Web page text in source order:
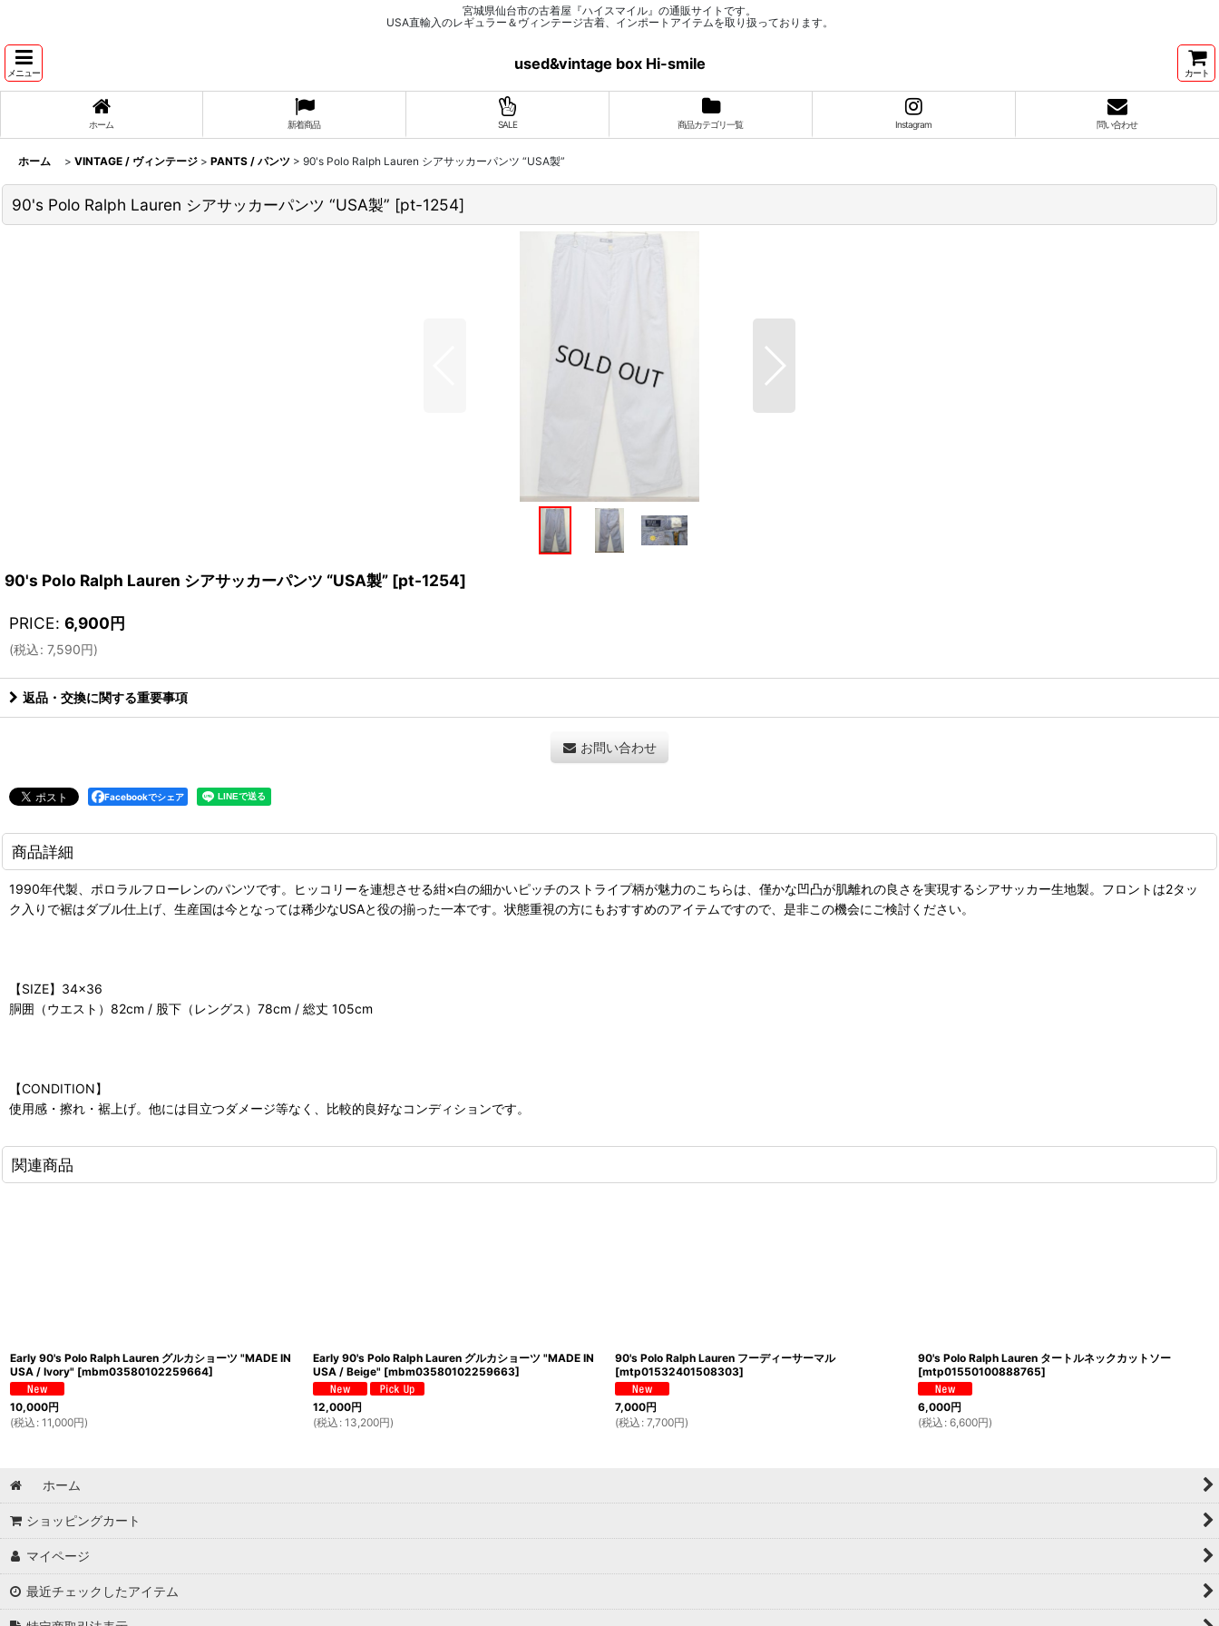
宮城県仙台市の古着屋『ハイスマイル』の通販サイトです。
USA直輸入のレギュラー＆ヴィンテージ古着、インポートアイテムを取り扱っております。
メニュー
used&vintage box Hi-smile
カート
ホーム 新着商品 SALE 商品カテゴリ一覧 Instagram 問い合わせ
ホーム > VINTAGE / ヴィンテージ > PANTS / パンツ > 90's Polo Ralph Lauren シアサッカーパンツ “USA製”
90's Polo Ralph Lauren シアサッカーパンツ “USA製” [pt-1254]
90's Polo Ralph Lauren シアサッカーパンツ “USA製” [pt-1254]
PRICE: 6,900円
(税込: 7,590円)
返品・交換に関する重要事項
お問い合わせ
Facebookでシェア
商品詳細
1990年代製、ポロラルフローレンのパンツです。ヒッコリーを連想させる紺×白の細かいピッチのストライプ柄が魅力のこちらは、僅かな凹凸が肌離れの良さを実現するシアサッカー生地製。フロントは2タッ
ク入りで裾はダブル仕上げ、生産国は今となっては稀少なUSAと役の揃った一本です。状態重視の方にもおすすめのアイテムですので、是非この機会にご検討ください。
【SIZE】34×36
胴囲（ウエスト）82cm / 股下（レングス）78cm / 総丈 105cm
【CONDITION】
使用感・擦れ・裾上げ。他には目立つダメージ等なく、比較的良好なコンディションです。
関連商品
Early 90's Polo Ralph Lauren グルカショーツ "MADE IN
USA / Ivory" [mbm03580102259664]
10,000円
(税込 : 11,000円)
Early 90's Polo Ralph Lauren グルカショーツ "MADE IN
USA / Beige" [mbm03580102259663]
12,000円
(税込 : 13,200円)
90's Polo Ralph Lauren フーディーサーマル
[mtp01532401508303]
7,000円
(税込 : 7,700円)
90's Polo Ralph Lauren タートルネックカットソー
[mtp01550100888765]
6,000円
(税込 : 6,600円)
ホーム
ショッピングカート
マイページ
最近チェックしたアイテム